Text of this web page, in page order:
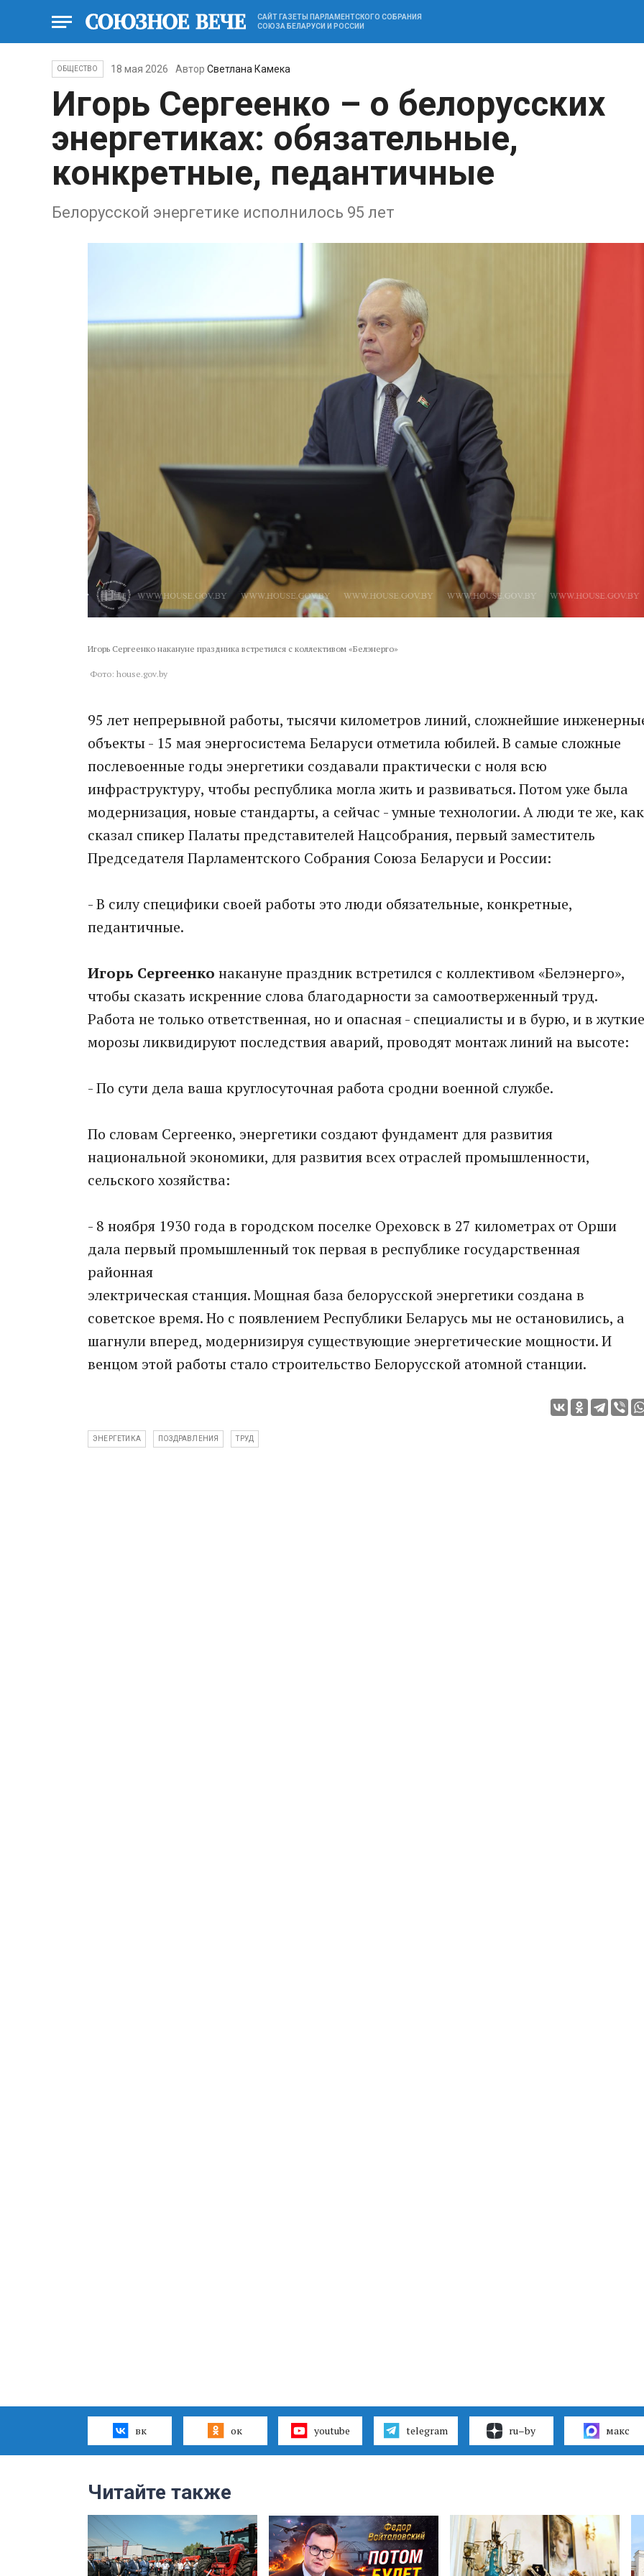
САЙТ ГАЗЕТЫ ПАРЛАМЕНТСКОГО СОБРАНИЯ
СОЮЗА БЕЛАРУСИ И РОССИИ
ОБЩЕСТВО 18 мая 2026 Автор Светлана Камека
Игорь Сергеенко – о белорусских
энергетиках: обязательные,
конкретные, педантичные
Белорусской энергетике исполнилось 95 лет
Игорь Сергеенко накануне праздника встретился с коллективом «Белэнерго»
Фото: house.gov.by
95 лет непрерывной работы, тысячи километров линий, сложнейшие
объекты - 15 мая энергосистема Беларуси отметила юбилей. В самые сложные
послевоенные годы энергетики создавали практически с ноля всю
инфраструктуру, чтобы республика могла жить и развиваться. Потом уже была
модернизация, новые стандарты, а сейчас - умные технологии. А люди те же, как
сказал спикер Палаты представителей Нацсобрания, первый заместитель
Председателя Парламентского Собрания Союза Беларуси и России:
- В силу специфики своей работы это люди обязательные, конкретные,
педантичные.
Игорь Сергеенко накануне праздник встретился с коллективом «Белэнерго»,
чтобы сказать искренние слова благодарности за самоотверженный труд.
Работа не только ответственная, но и опасная - специалисты и в бурю, и в жуткие
морозы ликвидируют последствия аварий, проводят монтаж линий на высоте:
- По сути дела ваша круглосуточная работа сродни военной службе.
По словам Сергеенко, энергетики создают фундамент для развития
национальной экономики, для развития всех отраслей промышленности,
сельского хозяйства:
- 8 ноября 1930 года в городском поселке Ореховск в 27 километрах от Орши
дала первый промышленный ток первая в республике государственная
районная
электрическая станция. Мощная база белорусской энергетики создана в
советское время. Но с появлением Республики Беларусь мы не остановились, а
шагнули вперед, модернизируя существующие энергетические мощности. И
венцом этой работы стало строительство Белорусской атомной станции.
ЭНЕРГЕТИКА ПОЗДРАВЛЕНИЯ ТРУД
вк ок youtube telegram ru–by макс
Читайте также